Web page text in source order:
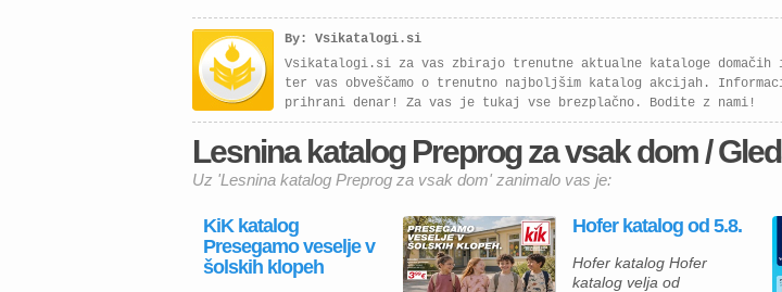
By: Vsikatalogi.si
Vsikatalogi.si za vas zbirajo trenutne aktualne kataloge
ter vas obveščamo o trenutno najboljšim katalog akcijah.
prihrani denar! Za vas je tukaj vse brezplačno. Bodite z nami!
Lesnina katalog Preprog za vsak dom /
Uz 'Lesnina katalog Preprog za vsak dom' zanimalo vas je:
KiK katalog
Presegamo veselje v
šolskih klopeh
Hofer katalog od 5.8.
Hofer katalog Hofer
katalog velja od